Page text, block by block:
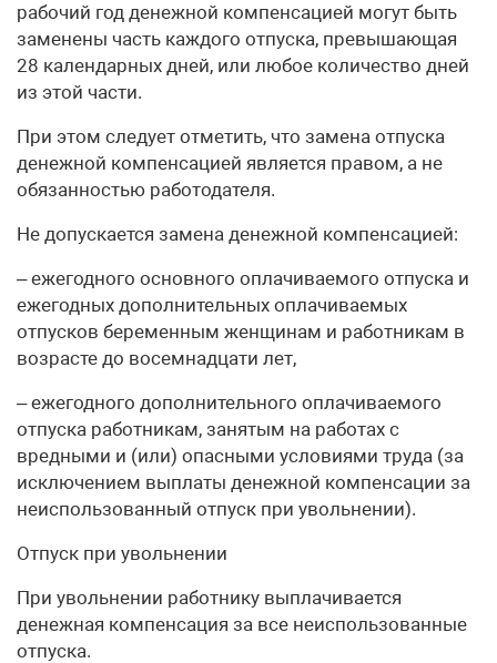
рабочий год денежной компенсацией могут быть
заменены часть каждого отпуска, превышающая
28 календарных дней, или любое количество дней
из этой части.
При этом следует отметить, что замена отпуска
денежной компенсацией является правом, а не
обязанностью работодателя.
Не допускается замена денежной компенсацией:
– ежегодного основного оплачиваемого отпуска и
ежегодных дополнительных оплачиваемых
отпусков беременным женщинам и работникам в
возрасте до восемнадцати лет,
– ежегодного дополнительного оплачиваемого
отпуска работникам, занятым на работах с
вредными и (или) опасными условиями труда (за
исключением выплаты денежной компенсации за
неиспользованный отпуск при увольнении).
Отпуск при увольнении
При увольнении работнику выплачивается
денежная компенсация за все неиспользованные
отпуска.